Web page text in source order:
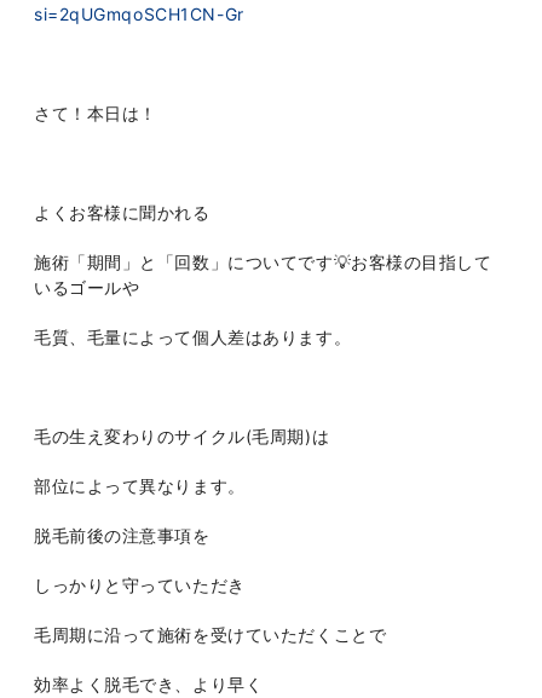
si=2qUGmqoSCH1CN-Gr
さて！本日は！
よくお客様に聞かれる
施術「期間」と「回数」についてです💡お客様の目指して
いるゴールや
毛質、毛量によって個人差はあります。
毛の生え変わりのサイクル(毛周期)は
部位によって異なります。
脱毛前後の注意事項を
しっかりと守っていただき
毛周期に沿って施術を受けていただくことで
効率よく脱毛でき、より早く